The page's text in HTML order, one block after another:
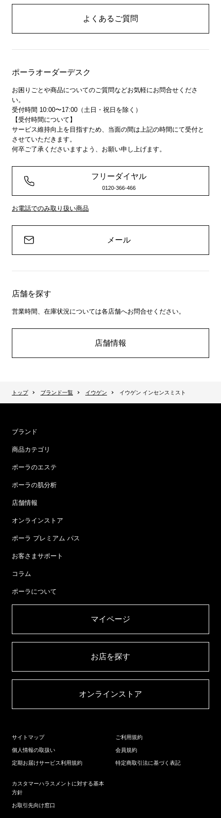
よくあるご質問
ポーラオーダーデスク
お困りごとや商品についてのご質問などお気軽にお問合せくださ
い。
受付時間 10:00〜17:00（土日・祝日を除く）
【受付時間について】
サービス維持向上を目指すため、当面の間は上記の時間にて受付と
させていただきます。
何卒ご了承くださいますよう、お願い申し上げます。
フリーダイヤル
0120-366-466
お電話でのみ取り扱い商品
メール
店舗を探す
営業時間、在庫状況については各店舗へお問合せください。
店舗情報
トップ ブランド一覧 イウゲン イウゲン インセンスミスト
ブランド
商品カテゴリ
ポーラのエステ
ポーラの肌分析
店舗情報
オンラインストア
ポーラ プレミアム パス
お客さまサポート
コラム
ポーラについて
マイページ​
お店を探す​
オンラインストア​
サイトマップ
個人情報の取扱い
定期お届けサービス利用規約
ご利用規約
会員規約
特定商取引法に基づく表記
カスタマーハラスメントに対する基本
方針
お取引先向け窓口